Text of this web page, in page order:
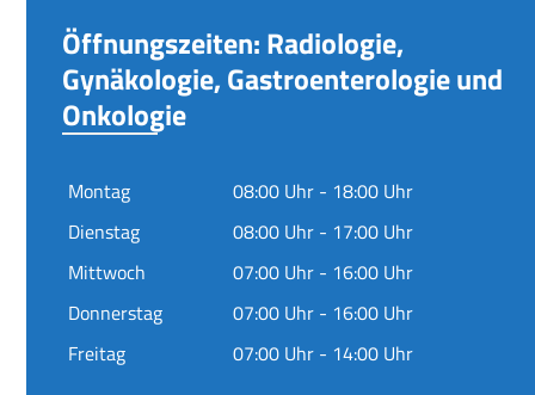
Öffnungszeiten: Radiologie,
Gynäkologie, Gastroenterologie und
Onkologie
Montag
08:00 Uhr - 18:00 Uhr
Dienstag
08:00 Uhr - 17:00 Uhr
Mittwoch
07:00 Uhr - 16:00 Uhr
Donnerstag
07:00 Uhr - 16:00 Uhr
Freitag
07:00 Uhr - 14:00 Uhr